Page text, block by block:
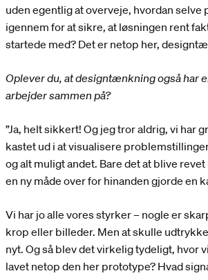
uden egentlig at overveje, hvordan
igennem for at sikre, at løsningen rent
startede med? Det er netop her,
Oplever du, at designtænkning også har
arbejder sammen på?
”Ja, helt sikkert! Og jeg tror aldrig, vi har
kastet ud i at visualisere
og alt muligt andet. Bare det at blive
en ny måde over for hinanden gjorde en
Vi har jo alle vores styrker – nogle er
krop eller billeder. Men at skulle
nyt. Og så blev det virkelig tydeligt, hvor
lavet netop den her prototype? Hvad